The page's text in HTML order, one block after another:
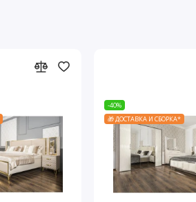
-40%
🎁 ДОСТАВКА И СБОРКА*